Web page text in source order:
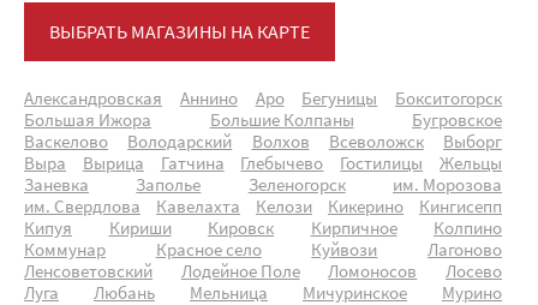
ВЫБРАТЬ МАГАЗИНЫ НА КАРТЕ
Александровская Аннино Аро Бегуницы
Бокситогорск
Большая Ижора
Большие Колпаны
Бугровское
Васкелово
Володарский Волхов Всеволожск
Выборг
Выра
Вырица Гатчина Глебычево Гостилицы
Жельцы
Заневка
Заполье Зеленогорск
им. Морозова
им. Свердлова
Кавелахта Келози Кикерино
Кингисепп
Кипуя
Кириши Кировск Кирпичное
Колпино
Коммунар
Красное село Куйвози
Лагоново
Ленсоветовский
Лодейное Поле Ломоносов
Лосево
Луга
Любань Мельница Мичуринское
Мурино